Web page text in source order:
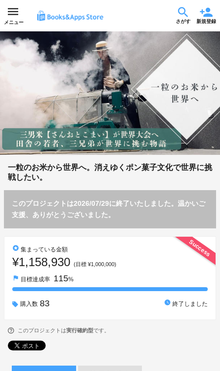
メニュー さがす 新規登録
一粒のお米から世界へ。消えゆくポン菓子文化で世界に挑
戦したい。
このプロジェクトは2026/07/29に終了いたしました。温かいご
支援、ありがとうございました。
Success
stars 集まっている金額
¥1,158,930 (目標 ¥1,000,000)
flag 目標達成率 115%
購入数 83 watch_later 終了しました
このプロジェクトは実行確約型です。